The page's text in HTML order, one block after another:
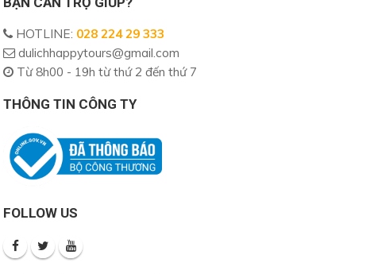
HOTLINE: 028 224 29 333
dulichhappytours@gmail.com
Từ 8h00 - 19h từ thứ 2 đến thứ 7
THÔNG TIN CÔNG TY
FOLLOW US